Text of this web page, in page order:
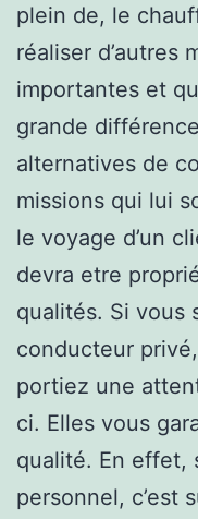
plein de, le
réaliser d’autres
importantes et
grande
alternatives de
missions qui lui
le voyage d’un
devra etre
qualités. Si vous
conducteur
portiez une
ci. Elles vous
qualité. En effet,
personnel, c’est